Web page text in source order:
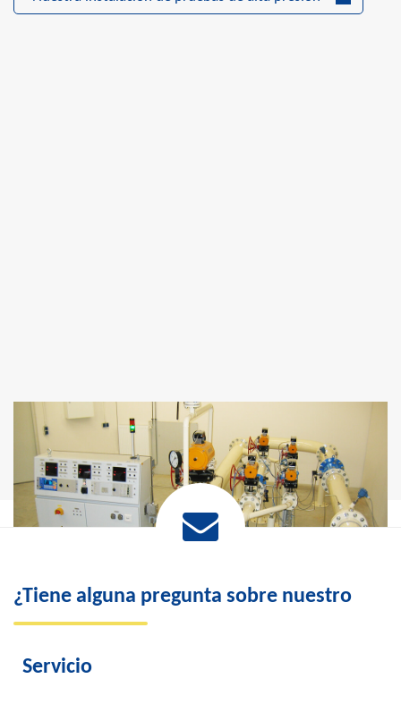
¿Tiene alguna pregunta sobre nuestro
Servicio